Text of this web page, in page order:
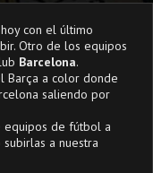
con el último
Otro de los equipos
Barcelona.
Barça a color donde
saliendo por
equipos de fútbol a
a nuestra